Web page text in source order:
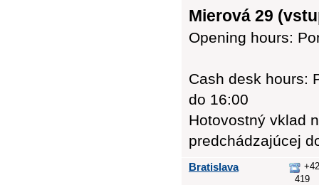
Mierová 29
Opening hours:
Cash desk hours:
do 16:00
Hotovostný vklad
predchádzajúcej
Bratislava
419